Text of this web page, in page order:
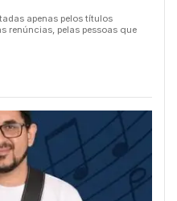
apenas pelos títulos
renúncias, pelas pessoas que